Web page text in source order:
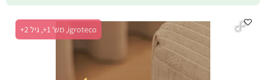
igroteco, מש' 1+, גיל 2+